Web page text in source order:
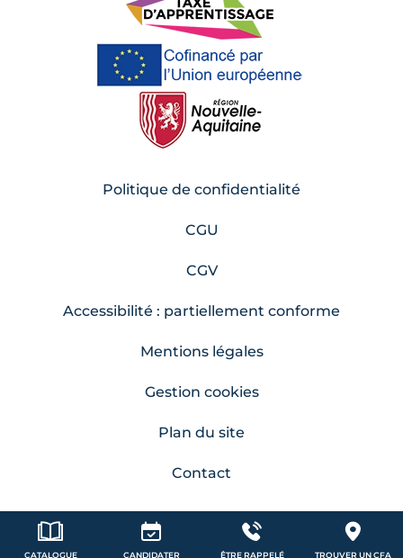
CATALOGUE CANDIDATER ÊTRE RAPPELÉ TROUVER UN CFA
Politique de confidentialité
CGU
CGV
Accessibilité : partiellement conforme
Mentions légales
Gestion cookies
Plan du site
Contact